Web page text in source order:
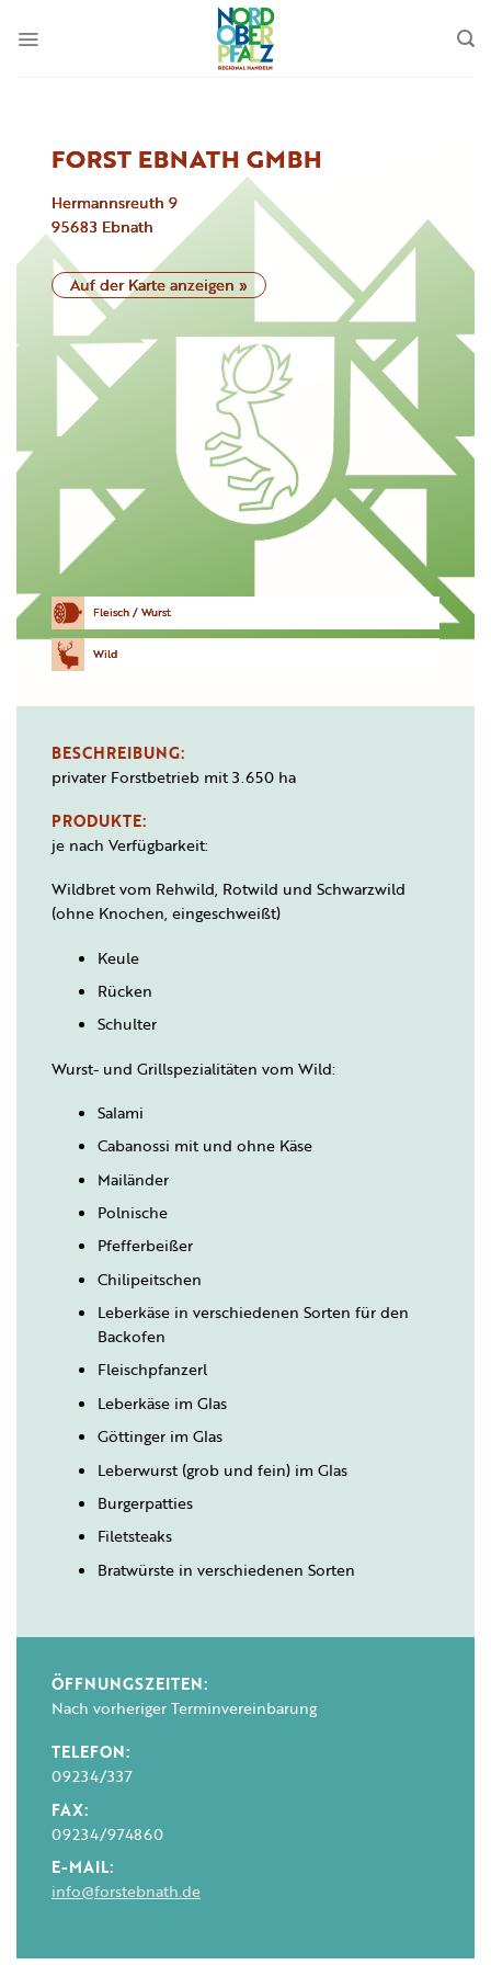
Inhalt
FORST EBNATH GMBH
Hermannsreuth 9
95683 Ebnath
Auf der Karte anzeigen »
Fleisch / Wurst
Wild
BESCHREIBUNG:
privater Forstbetrieb mit 3.650 ha
PRODUKTE:
je nach Verfügbarkeit:
Wildbret vom Rehwild, Rotwild und Schwarzwild
(ohne Knochen, eingeschweißt)
Keule
Rücken
Schulter
Wurst- und Grillspezialitäten vom Wild:
Salami
Cabanossi mit und ohne Käse
Mailänder
Polnische
Pfefferbeißer
Chilipeitschen
Leberkäse in verschiedenen Sorten für den
Backofen
Fleischpfanzerl
Leberkäse im Glas
Göttinger im Glas
Leberwurst (grob und fein) im Glas
Burgerpatties
Filetsteaks
Bratwürste in verschiedenen Sorten
ÖFFNUNGSZEITEN:
Nach vorheriger Terminvereinbarung
TELEFON:
09234/337
FAX:
09234/974860
E-MAIL:
info@forstebnath.de